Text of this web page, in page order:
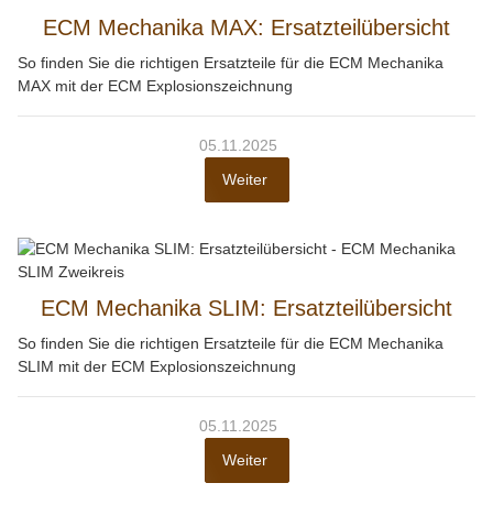
ECM Mechanika MAX: Ersatzteilübersicht
So finden Sie die richtigen Ersatzteile für die ECM Mechanika
MAX mit der ECM Explosionszeichnung
05.11.2025
Weiter
ECM Mechanika SLIM: Ersatzteilübersicht
So finden Sie die richtigen Ersatzteile für die ECM Mechanika
SLIM mit der ECM Explosionszeichnung
05.11.2025
Weiter